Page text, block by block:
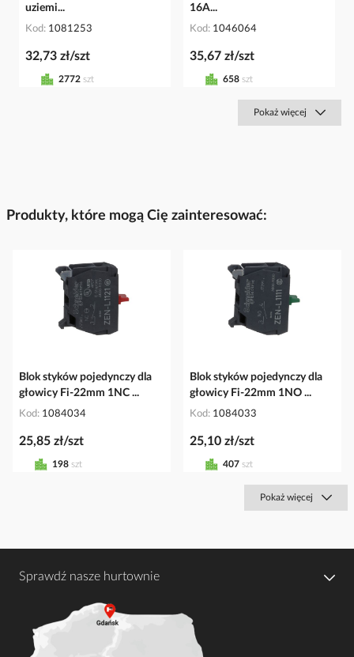
uziemi...
Kod 1081253
32,73 zł/szt
2772 szt
16A...
Kod 1046064
35,67 zł/szt
658 szt
Pokaż więcej
Produkty, które mogą Cię zainteresować:
Blok styków pojedynczy dla
głowicy Fi-22mm 1NC ...
Kod 1084034
25,85 zł/szt
198 szt
Blok styków pojedynczy dla
głowicy Fi-22mm 1NO ...
Kod 1084033
25,10 zł/szt
407 szt
Pokaż więcej
Sprawdź nasze hurtownie